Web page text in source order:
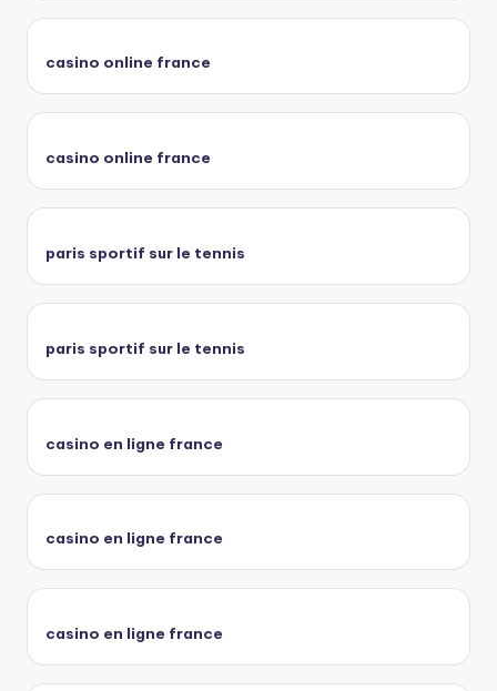
casino online france
casino online france
paris sportif sur le tennis
paris sportif sur le tennis
casino en ligne france
casino en ligne france
casino en ligne france